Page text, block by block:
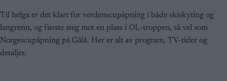
Til helga er det klart for verdenscupåpning i både skiskyting og
langrenn, og første steg mot en plass i OL-troppen, så vel som
Norgescupåpning på Gålå. Her er alt av program, TV-tider og
detaljer.